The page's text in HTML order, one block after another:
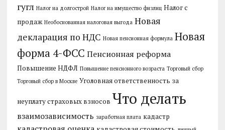
гугл Налог на долгострой Налог на имущество физлиц Налог с
продаж Необоснованная налоговая выгода Новая
декларация по НДС Новая пенсионная формула Новая
форма 4-ФСС Пенсионная реформа
Повышение НДФЛ Повышение пенсионного возраста Торговый сбор
Торговый сбор в Москве Уголовная ответственность за
неуплату страховых взносов Что делать
взаимозависимость заработная плата кадастр